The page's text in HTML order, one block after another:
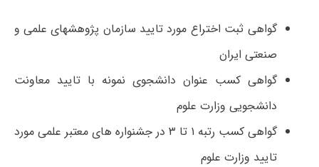
گواهی ثبت اختراع مورد تایید سازمان پژوهشهای علمی و
صنعتی ایران
گواهی کسب عنوان دانشجوی نمونه با تایید معاونت
دانشجویی وزارت علوم
گواهی کسب رتبه ۱ تا ۳ در جشنواره های معتبر علمی مورد
تایید وزارت علوم